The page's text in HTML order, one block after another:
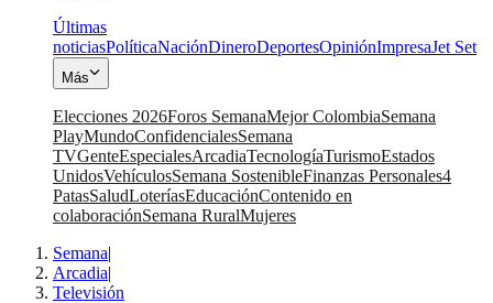
Últimas
noticiasPolíticaNaciónDineroDeportesOpiniónImpresaJet Set
Más
Elecciones 2026Foros SemanaMejor ColombiaSemana
PlayMundoConfidencialesSemana
TVGenteEspecialesArcadiaTecnologíaTurismoEstados
UnidosVehículosSemana SostenibleFinanzas Personales4
PatasSaludLoteríasEducaciónContenido en
colaboraciónSemana RuralMujeres
Semana|
Arcadia|
Televisión